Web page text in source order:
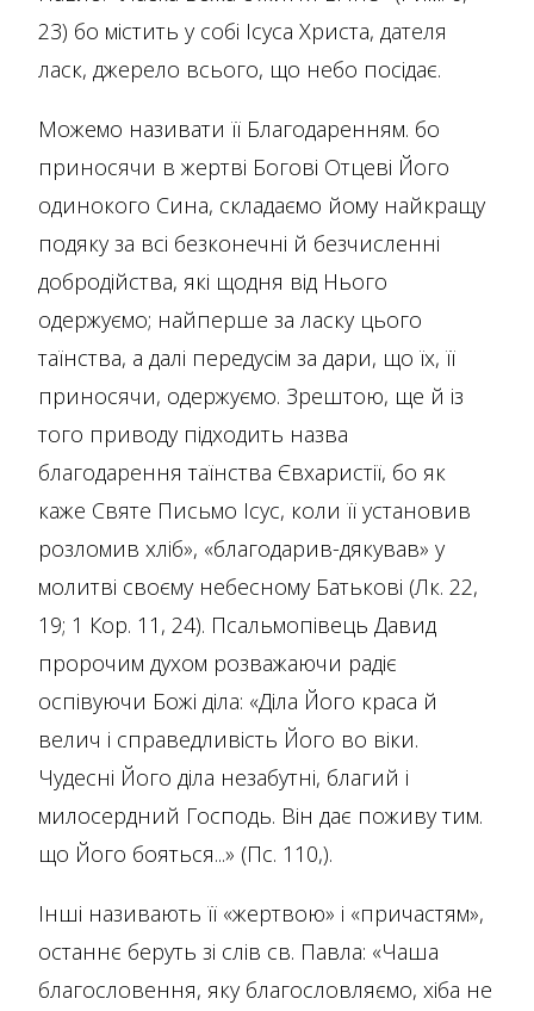
23) бо містить у собі Ісуса Христа, дателя
ласк, джерело всього, що небо посідає.
Можемо називати її Благодаренням. бо
приносячи в жертві Богові Отцеві Його
одинокого Сина, складаємо йому найкращу
подяку за всі безконечні й безчисленні
добродійства, які щодня від Нього
одержуємо; найперше за ласку цього
таїнства, а далі передусім за дари, що їх, її
приносячи, одержуємо. Зрештою, ще й із
того приводу підходить назва
благодарення таїнства Євхаристії, бо як
каже Святе Письмо Ісус, коли її установив
розломив хліб», «благодарив-дякував» у
молитві своєму небесному Батькові (Лк. 22,
19; 1 Кор. 11, 24). Псальмопівець Давид
пророчим духом розважаючи радіє
оспівуючи Божі діла: «Діла Його краса й
велич і справедливість Його во віки.
Чудесні Його діла незабутні, благий і
милосердний Господь. Він дає поживу тим.
що Його бояться...» (Пс. 110,).
Інші називають її «жертвою» і «причастям»,
останнє беруть зі слів св. Павла: «Чаша
благословення, яку благословляємо, хіба не